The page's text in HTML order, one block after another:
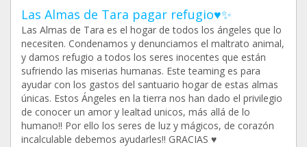
Las Almas de Tara pagar refugio♥️✨
Las Almas de Tara es el hogar de todos los ángeles que lo
necesiten. Condenamos y denunciamos el maltrato animal,
y damos refugio a todos los seres inocentes que están
sufriendo las miserias humanas. Este teaming es para
ayudar con los gastos del santuario hogar de estas almas
únicas. Estos Ángeles en la tierra nos han dado el privilegio
de conocer un amor y lealtad unicos, más allá de lo
humano!! Por ello los seres de luz y mágicos, de corazón
incalculable debemos ayudarles!! GRACIAS ♥️